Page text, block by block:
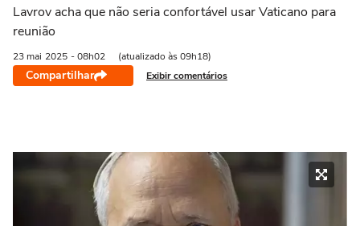
Lavrov acha que não seria confortável usar Vaticano para
reunião
23 mai 2025 - 08h02 (atualizado às 09h18)
Compartilhar Exibir comentários